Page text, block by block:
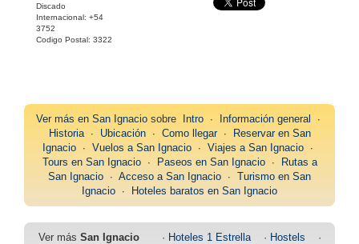
Discado
Internacional: +54
3752
Codigo Postal: 3322
Ver más en San Ignaciosobre Intro∙ Información general ∙
Historia∙ Ubicación∙ Como llegar∙
Reservar en San
Ignacio ∙ Vuelos a San Ignacio ∙ Viajes a San Ignacio ∙
Tours en San Ignacio∙ Paseos en San Ignacio∙
Rutas a
San Ignacio ∙ Acceso a San Ignacio ∙ Turismo en San
Ignacio ∙ Hoteles baratos en San Ignacio
Ver más San Ignacio· Hoteles 1 Estrella· Hostels ·